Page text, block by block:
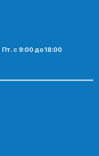
Пт. с 9:00 до 18:00